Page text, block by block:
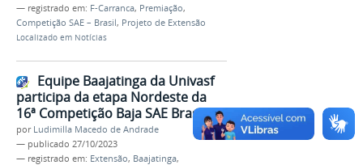
— registrado em: F-Carranca, Premiação,
Competição SAE – Brasil, Projeto de Extensão
Localizado em Notícias
Equipe Baajatinga da Univasf
participa da etapa Nordeste da
16ª Competição Baja SAE Brasil
por Ludimilla Macedo de Andrade
— publicado 27/10/2023
— registrado em: Extensão, Baajatinga,